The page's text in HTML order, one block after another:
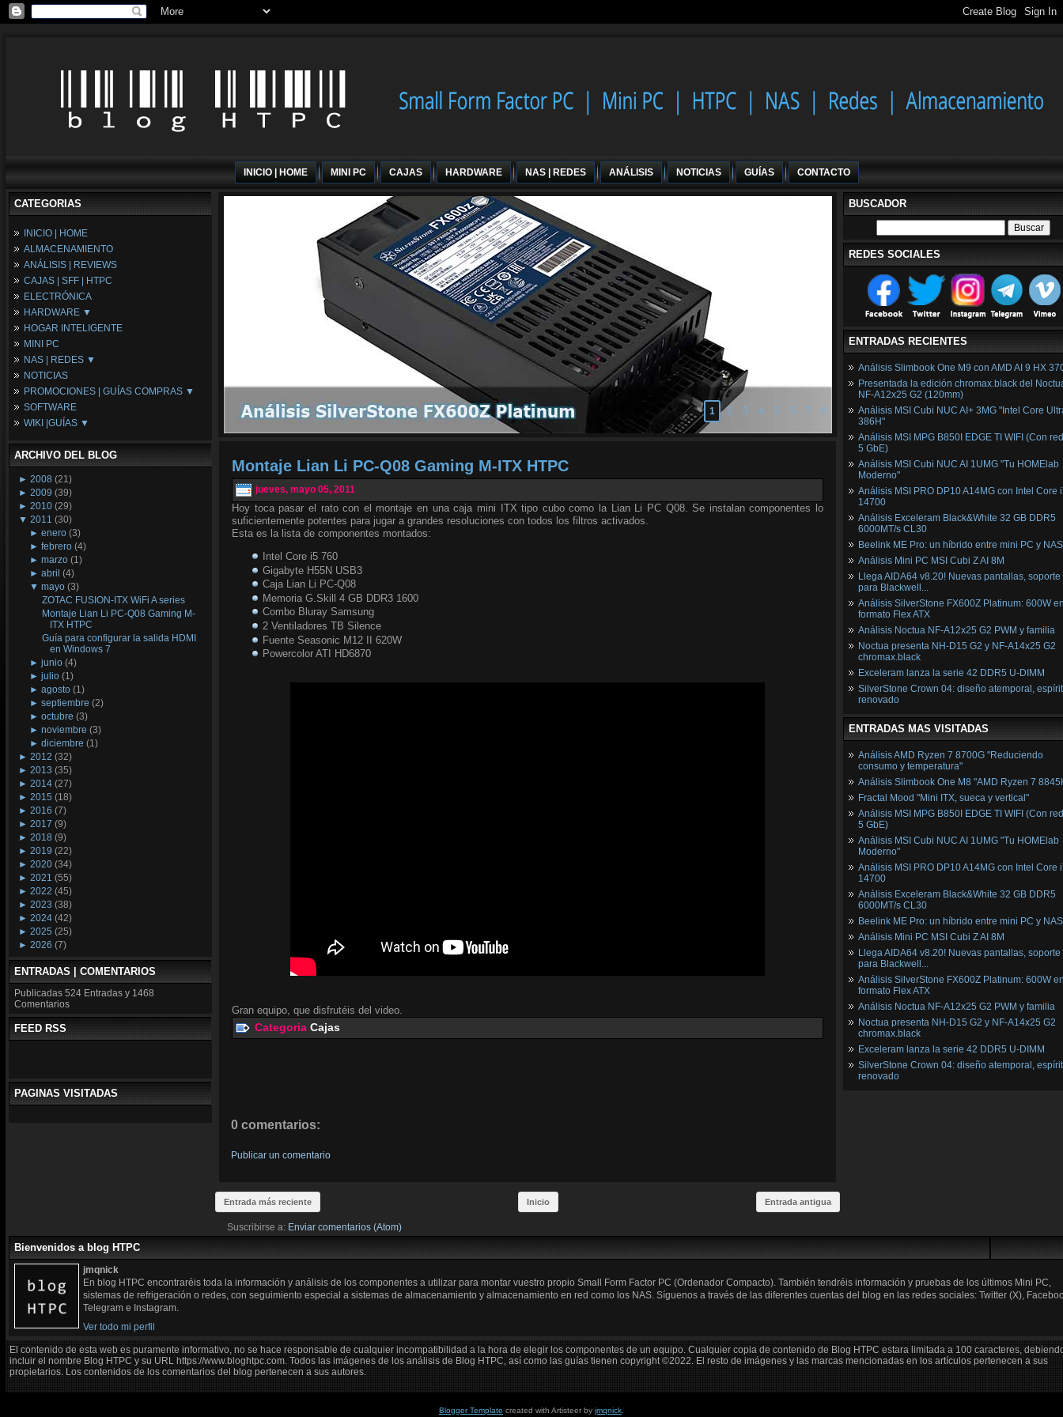
INICIO | HOME MINI PC CAJAS HARDWARE NAS | REDES ANÁLISIS NOTICIAS GUÍAS CONTACTO
CATEGORIAS
INICIO | HOME
ALMACENAMIENTO
ANÁLISIS | REVIEWS
CAJAS | SFF | HTPC
ELECTRÓNICA
HARDWARE ▼
Fuentes de Alimentación
Memória RAM
Placas Base
Procesadores
Periféricos
Refrigeración
Tarjetas Gráficas
HOGAR INTELIGENTE
MINI PC
NAS | REDES ▼
NAS
Espacio Synology
Redes
NOTICIAS
PROMOCIONES | GUÍAS COMPRAS ▼
Configuraciones Ordenadores
Guías de Compras
SOFTWARE
WIKI |GUÍAS ▼
Wikipedia
ARCHIVO DEL BLOG
► 2008 (21)
► 2009 (39)
► 2010 (29)
▼ 2011 (30)
►enero (3)
►febrero (4)
►marzo (1)
►abril (4)
▼mayo (3)
ZOTAC FUSION-ITX WiFi A series
Montaje Lian Li PC-Q08 Gaming M-
ITX HTPC
Guía para configurar la salida HDMI
en Windows 7
►junio (4)
►julio (1)
►agosto (1)
►septiembre (2)
►octubre (3)
►noviembre (3)
►diciembre (1)
► 2012 (32)
► 2013 (35)
► 2014 (27)
► 2015 (18)
► 2016 (7)
► 2017 (9)
► 2018 (9)
► 2019 (22)
► 2020 (34)
► 2021 (55)
► 2022 (45)
► 2023 (38)
► 2024 (42)
► 2025 (25)
► 2026 (7)
ENTRADAS | COMENTARIOS
Publicadas 524 Entradas y 1468
Comentarios
FEED RSS
PAGINAS VISITADAS
1 2 3 4 5 6 7 8
Montaje Lian Li PC-Q08 Gaming M-ITX HTPC
jueves, mayo 05, 2011
Hoy toca pasar el rato con el montaje en una caja mini ITX tipo cubo como la Lian Li PC Q08. Se instalan componentes lo
suficientemente potentes para jugar a grandes resoluciones con todos los filtros activados.
Esta es la lista de componentes montados:
Intel Core i5 760
Gigabyte H55N USB3
Caja Lian Li PC-Q08
Memoria G.Skill 4 GB DDR3 1600
Combo Bluray Samsung
2 Ventiladores TB Silence
Fuente Seasonic M12 II 620W
Powercolor ATI HD6870
Gran equipo, que disfrutéis del video.
Categoria Cajas
0 comentarios:
Publicar un comentario
Entrada más reciente Entrada antigua
Inicio
Suscribirse a: Enviar comentarios (Atom)
BUSCADOR
REDES SOCIALES
ENTRADAS RECIENTES
Análisis Slimbook One M9 con AMD AI 9 HX
Presentada la edición chromax.black del
NF‑A12x25 G2 (120mm)
Análisis MSI Cubi NUC AI+ 3MG "Intel Core
386H"
Análisis MSI MPG B850I EDGE TI WIFI (Con
5 GbE)
Análisis MSI Cubi NUC AI 1UMG "Tu HOMElab
Moderno"
Análisis MSI PRO DP10 A14MG con Intel Core
14700
Análisis Exceleram Black&White 32 GB DDR5
6000MT/s CL30
Beelink ME Pro: un híbrido entre mini PC y NAS
Análisis Mini PC MSI Cubi Z AI 8M
Llega AIDA64 v8.20! Nuevas pantallas, soporte
para Blackwell...
Análisis SilverStone FX600Z Platinum: 600W
formato Flex ATX
Análisis Noctua NF-A12x25 G2 PWM y familia
Noctua presenta NH-D15 G2 y NF-A14x25 G2
chromax.black
Exceleram lanza la serie 42 DDR5 U-DIMM
SilverStone Crown 04: diseño atemporal,
renovado
ENTRADAS MAS VISITADAS
Análisis AMD Ryzen 7 8700G "Reduciendo
consumo y temperatura"
Análisis Slimbook One M8 "AMD Ryzen 7
Fractal Mood "Mini ITX, sueca y vertical"
Análisis MSI MPG B850I EDGE TI WIFI (Con
5 GbE)
Análisis MSI Cubi NUC AI 1UMG "Tu HOMElab
Moderno"
Análisis MSI PRO DP10 A14MG con Intel Core
14700
Análisis Exceleram Black&White 32 GB DDR5
6000MT/s CL30
Beelink ME Pro: un híbrido entre mini PC y NAS
Análisis Mini PC MSI Cubi Z AI 8M
Llega AIDA64 v8.20! Nuevas pantallas, soporte
para Blackwell...
Análisis SilverStone FX600Z Platinum: 600W
formato Flex ATX
Análisis Noctua NF-A12x25 G2 PWM y familia
Noctua presenta NH-D15 G2 y NF-A14x25 G2
chromax.black
Exceleram lanza la serie 42 DDR5 U-DIMM
SilverStone Crown 04: diseño atemporal,
renovado
Bienvenidos a blog HTPC
jmqnick
En blog HTPC encontraréis toda la información y análisis de los componentes a utilizar para montar vuestro propio Small Form Factor PC (Ordenador Compacto). También tendréis información y pruebas de los últimos Mini PC,
sistemas de refrigeración o redes, con seguimiento especial a sistemas de almacenamiento y almacenamiento en red como los NAS. Síguenos a través de las diferentes cuentas del blog en las redes sociales: Twitter (X),
Telegram e Instagram.
Ver todo mi perfil
El contenido de esta web es puramente informativo, no se hace responsable de cualquier incompatibilidad a la hora de elegir los componentes de un equipo. Cualquier copia de contenido de Blog HTPC estara limitada a 100 caracteres,
incluir el nombre Blog HTPC y su URL https://www.bloghtpc.com. Todos las imágenes de los análisis de Blog HTPC, así como las guías tienen copyright ©2022. El resto de imágenes y las marcas mencionadas en los artículos pertenecen a sus
propietarios. Los contenidos de los comentarios del blog pertenecen a sus autores.
Blogger Template created with Artisteer by jmqnick